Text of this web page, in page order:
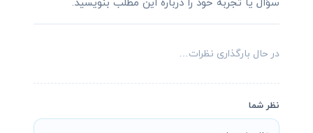
در حال بارگذاری نظرات…
نظر شما